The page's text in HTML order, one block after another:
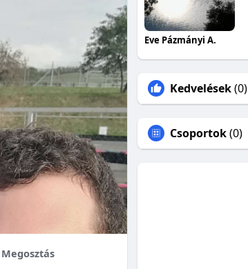
Megosztás
Eve Pázmányi A.
Kedvelések(0)
Csoportok(0)